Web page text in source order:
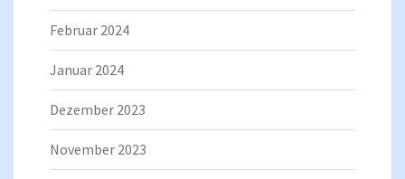
Februar 2024
Januar 2024
Dezember 2023
November 2023